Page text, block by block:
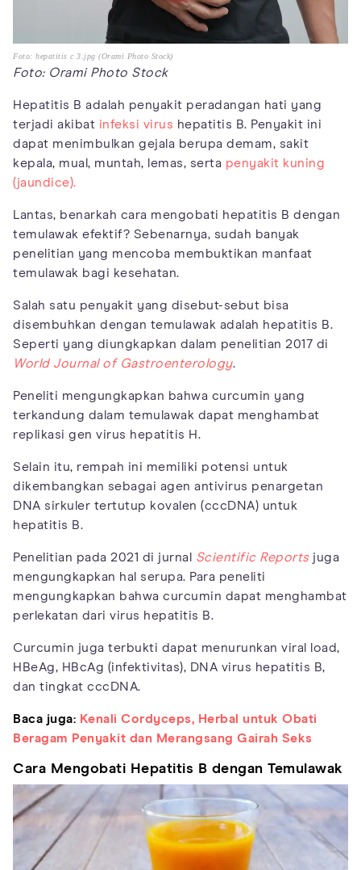
Foto: hepatitis c 3.jpg (Orami Photo Stock)
Foto: Orami Photo Stock
Hepatitis B adalah penyakit peradangan hati yang
terjadi akibat infeksi virus hepatitis B. Penyakit ini
dapat menimbulkan gejala berupa demam, sakit
kepala, mual, muntah, lemas, serta penyakit kuning
(jaundice).
Lantas, benarkah cara mengobati hepatitis B dengan
temulawak efektif? Sebenarnya, sudah banyak
penelitian yang mencoba membuktikan manfaat
temulawak bagi kesehatan.
Salah satu penyakit yang disebut-sebut bisa
disembuhkan dengan temulawak adalah hepatitis B.
Seperti yang diungkapkan dalam penelitian 2017 di
World Journal of Gastroenterology.
Peneliti mengungkapkan bahwa curcumin yang
terkandung dalam temulawak dapat menghambat
replikasi gen virus hepatitis H.
Selain itu, rempah ini memiliki potensi untuk
dikembangkan sebagai agen antivirus penargetan
DNA sirkuler tertutup kovalen (cccDNA) untuk
hepatitis B.
Penelitian pada 2021 di jurnal Scientific Reportsjuga
mengungkapkan hal serupa. Para peneliti
mengungkapkan bahwa curcumin dapat menghambat
perlekatan dari virus hepatitis B.
Curcumin juga terbukti dapat menurunkan viral load,
HBeAg, HBcAg (infektivitas), DNA virus hepatitis B,
dan tingkat cccDNA.
Baca juga: Kenali Cordyceps, Herbal untuk Obati
Beragam Penyakit dan Merangsang Gairah Seks
Cara Mengobati Hepatitis B dengan Temulawak